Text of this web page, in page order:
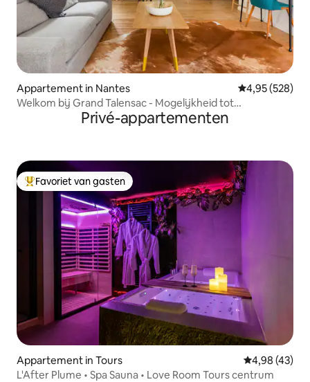
Appartement in Nantes Gemiddelde
4,95 (528)
Welkom bij Grand Talensac - Mogelijkheid tot
privéparkerenPrivé-appartementen
Topfavoriet van gasten
Favoriet van gasten
Appartement in Tours Gemiddelde
4,98 (43)
L'After Plume • Spa Sauna • Love Room Tours centrum